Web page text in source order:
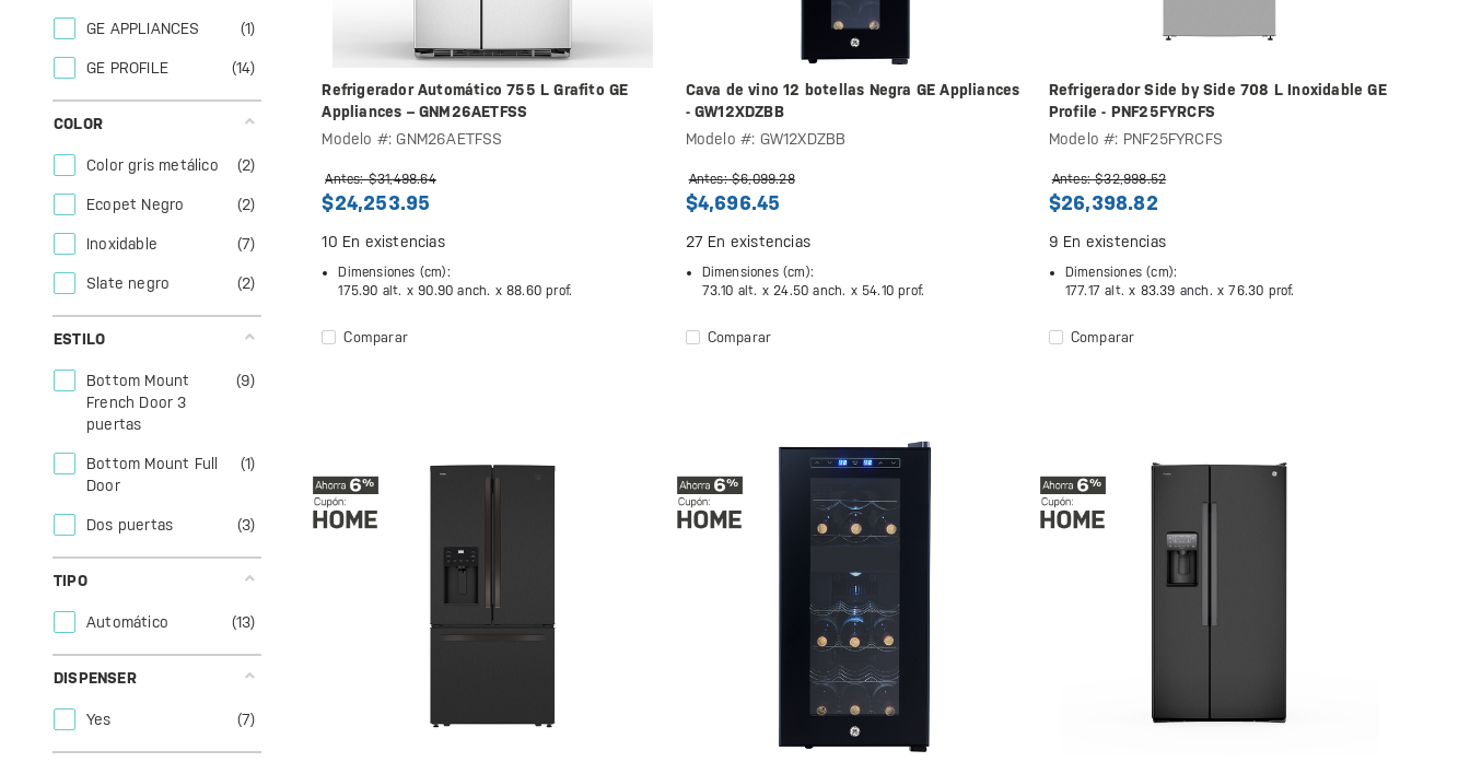
GE APPLIANCES (1)
GE PROFILE (14)
COLOR
Color gris metálico (2)
Ecopet Negro (2)
Inoxidable (7)
Slate negro (2)
ESTILO
Bottom Mount
French Door 3
puertas
(9)
Bottom Mount Full
Door
(1)
Dos puertas (3)
TIPO
Automático (13)
DISPENSER
Yes (7)
Refrigerador Automático 755 L Grafito GE
Appliances – GNM26AETFSS
Modelo #: GNM26AETFSS
Antes: $31,498.64
$24,253.95
10 En existencias
Dimensiones (cm):
175.90 alt. x90.90 anch. x 88.60 prof.
Comparar
Cava de vino 12 botellas Negra GE Appliances
- GW12XDZBB
Modelo #: GW12XDZBB
Antes: $6,099.28
$4,696.45
27 En existencias
Dimensiones (cm):
73.10 alt. x24.50 anch. x 54.10 prof.
Comparar
Refrigerador Side by Side 708 L Inoxidable GE
Profile - PNF25FYRCFS
Modelo #: PNF25FYRCFS
Antes: $32,998.52
$26,398.82
9 En existencias
Dimensiones (cm):
177.17 alt. x 83.39 anch. x76.30 prof.
Comparar